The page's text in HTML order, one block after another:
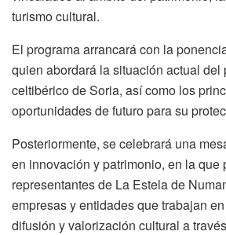
turismo cultural.
El programa arrancará con la
quien abordará la situación actual del
celtibérico de Soria, así como los
oportunidades de futuro para su
Posteriormente, se celebrará una
en innovación y patrimonio, en la que
representantes de La Estela de
empresas y entidades que trabajan
difusión y valorización cultural a